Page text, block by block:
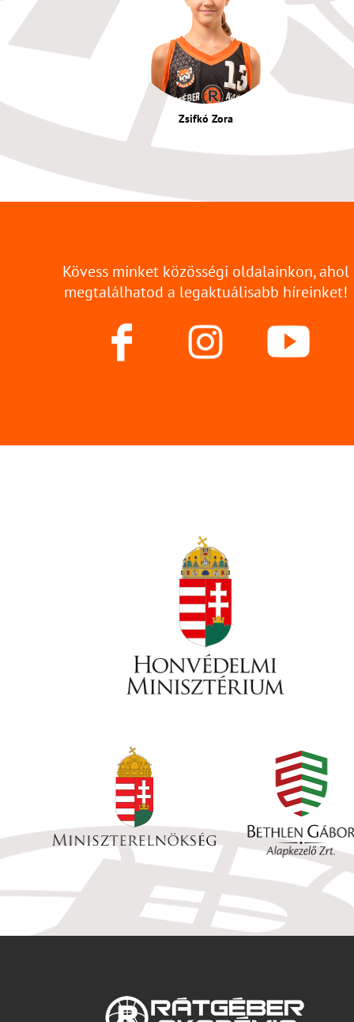
Zsifkó Zora
Kövess minket közösségi oldalainkon, ahol
megtalálhatod a legaktuálisabb híreinket!